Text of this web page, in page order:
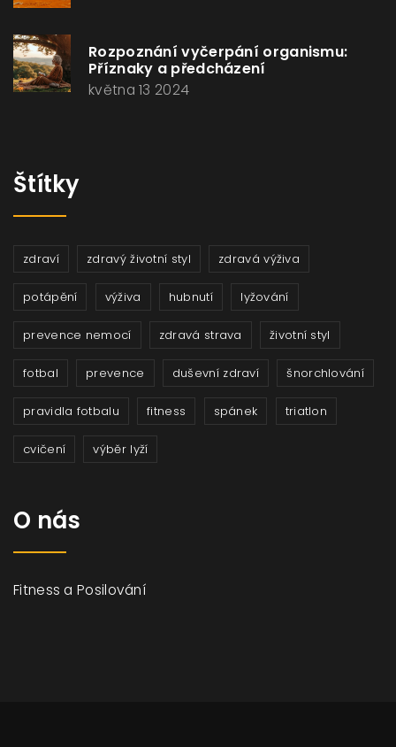
Rozpoznání vyčerpání organismu:
Příznaky a předcházení
května 13 2024
Štítky
zdraví zdravý životní styl zdravá výživa
potápění výživa hubnutí lyžování
prevence nemocí zdravá strava životní styl
fotbal prevence duševní zdraví šnorchlování
pravidla fotbalu fitness spánek triatlon
cvičení výběr lyží
O nás
Fitness a Posilování